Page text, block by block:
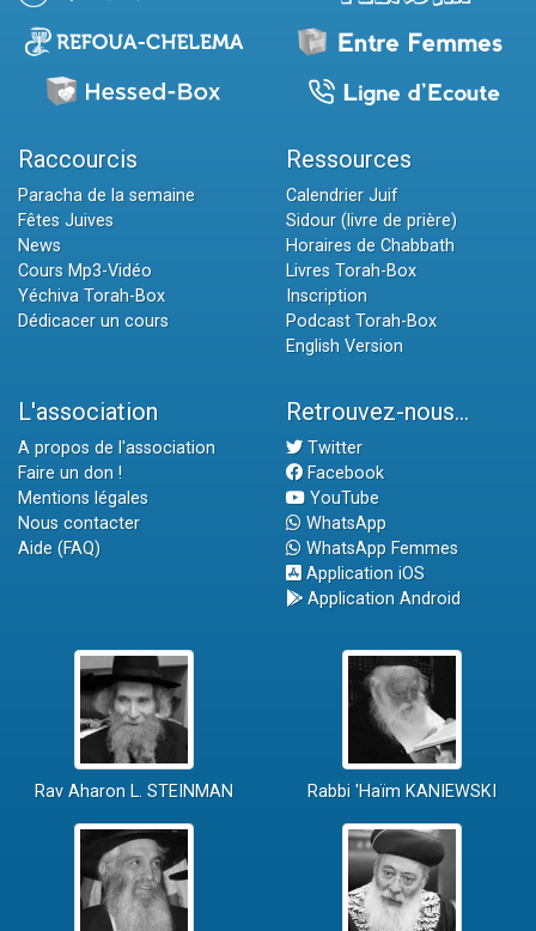
Raccourcis
Paracha de la semaine
Fêtes Juives
News
Cours Mp3-Vidéo
Yéchiva Torah-Box
Dédicacer un cours
Ressources
Calendrier Juif
Sidour (livre de prière)
Horaires de Chabbath
Livres Torah-Box
Inscription
Podcast Torah-Box
English Version
L'association
A propos de l'association
Faire un don !
Mentions légales
Nous contacter
Aide (FAQ)
Retrouvez-nous...
Twitter
Facebook
YouTube
WhatsApp
WhatsApp Femmes
Application iOS
Application Android
Rav Aharon L. STEINMAN Rabbi 'Haïm KANIEWSKI